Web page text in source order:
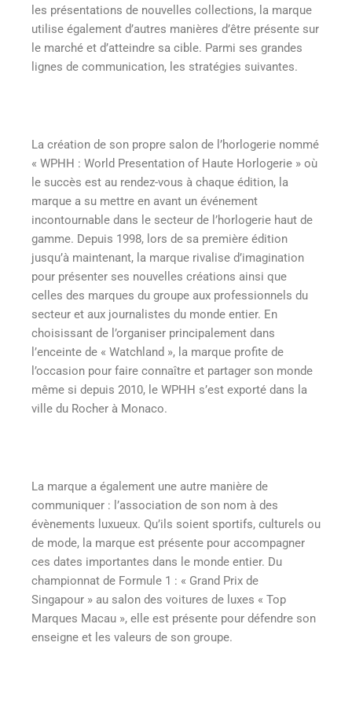
les présentations de nouvelles collections, la marque
utilise également d’autres manières d’être présente sur
le marché et d’atteindre sa cible. Parmi ses grandes
lignes de communication, les stratégies suivantes.
La création de son propre salon de l’horlogerie nommé
« WPHH : World Presentation of Haute Horlogerie » où
le succès est au rendez-vous à chaque édition, la
marque a su mettre en avant un événement
incontournable dans le secteur de l’horlogerie haut de
gamme. Depuis 1998, lors de sa première édition
jusqu’à maintenant, la marque rivalise d’imagination
pour présenter ses nouvelles créations ainsi que
celles des marques du groupe aux professionnels du
secteur et aux journalistes du monde entier. En
choisissant de l’organiser principalement dans
l’enceinte de « Watchland », la marque profite de
l’occasion pour faire connaître et partager son monde
même si depuis 2010, le WPHH s’est exporté dans la
ville du Rocher à Monaco.
La marque a également une autre manière de
communiquer : l’association de son nom à des
évènements luxueux. Qu’ils soient sportifs, culturels ou
de mode, la marque est présente pour accompagner
ces dates importantes dans le monde entier. Du
championnat de Formule 1 : « Grand Prix de
Singapour » au salon des voitures de luxes « Top
Marques Macau », elle est présente pour défendre son
enseigne et les valeurs de son groupe.